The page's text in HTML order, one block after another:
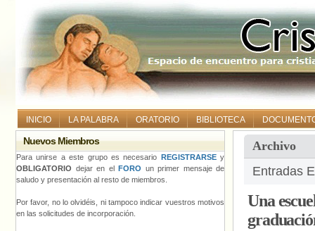
INICIO LA PALABRA ORATORIO BIBLIOTECA
Archivo
Entradas
Una
Nuevos Miembros
Para unirse a este grupo es necesario REGISTRARSEy
OBLIGATORIO dejar en el FORO un primer mensaje de
saludo y presentación al resto de miembros.
Por favor, no lo olvidéis, ni tampoco indicar vuestros motivos
en las solicitudes de incorporación.